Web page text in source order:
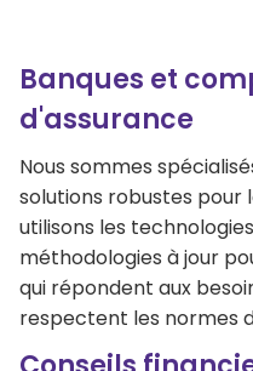
Banques et
d'assurance
Nous sommes
solutions robustes pour
utilisons les
méthodologies à jour
qui répondent aux
respectent les normes